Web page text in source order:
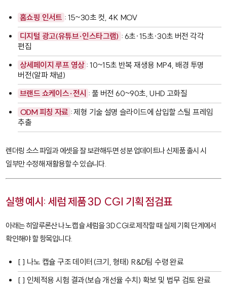
홈쇼핑 인서트 : 15~30초 컷, 4K MOV
디지털 광고(유튜브·인스타그램) : 6초·15초·30초 버전 각각
편집
상세페이지 루프 영상 : 10~15초 반복 재생용 MP4, 배경 투명
버전(알파 채널)
브랜드 쇼케이스·전시 : 풀 버전 60~90초, UHD 고화질
ODM 피칭 자료 : 제형 기술 설명 슬라이드에 삽입할 스틸 프레임
추출
렌더링 소스 파일과 에셋을 잘 보관해두면 성분 업데이트나 신제품 출시 시
일부만 수정해 재활용할 수 있습니다.
실행 예시: 세럼 제품 3D CGI 기획 점검표
아래는 히알루론산 나노 캡슐 세럼을 3D CGI로 제작할 때 실제 기획 단계에서
확인해야 할 항목입니다.
[ ] 나노 캡슐 구조 데이터(크기, 형태) R&D팀 수령 완료
[ ] 인체적용 시험 결과(보습 개선율 수치) 확보 및 법무 검토 완료